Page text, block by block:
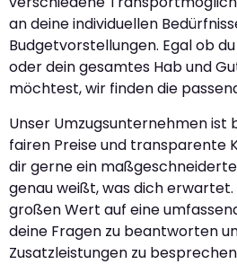
an deine individuellen
Budgetvorstellungen. Egal ob
oder dein gesamtes Hab und
möchtest, wir finden die
Unser Umzugsunternehmen ist
fairen Preise und transparente
dir gerne ein
genau weißt, was dich
großen Wert auf eine
deine Fragen zu beantworten
Zusatzleistungen zu